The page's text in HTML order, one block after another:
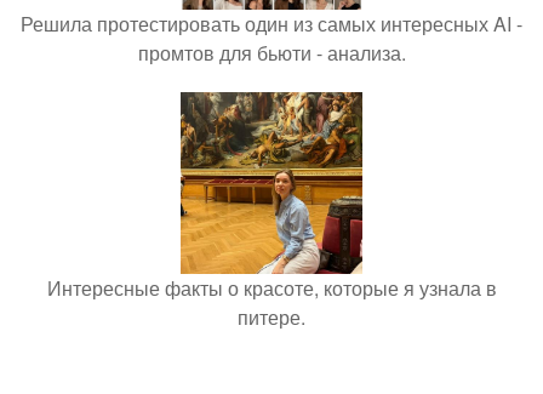
Решила протестировать один из самых интересных AI -
промтов для бьюти - анализа.
Интересные факты о красоте, которые я узнала в
питере.